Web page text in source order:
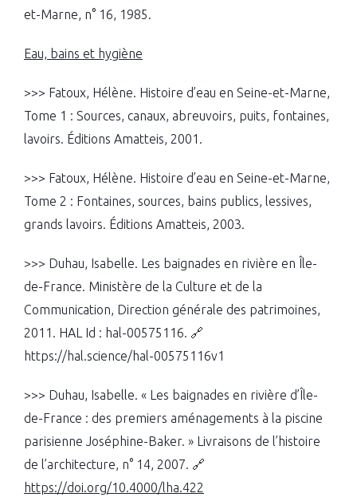
et-Marne, n° 16, 1985.
Eau, bains et hygiène
>>> Fatoux, Hélène. Histoire d’eau en Seine-et-Marne,
Tome 1 : Sources, canaux, abreuvoirs, puits, fontaines,
lavoirs. Éditions Amatteis, 2001.
>>> Fatoux, Hélène. Histoire d’eau en Seine-et-Marne,
Tome 2 : Fontaines, sources, bains publics, lessives,
grands lavoirs. Éditions Amatteis, 2003.
>>> Duhau, Isabelle. Les baignades en rivière en Île-
de-France. Ministère de la Culture et de la
Communication, Direction générale des patrimoines,
2011. HAL Id : hal-00575116. 🔗
https://hal.science/hal-00575116v1
>>> Duhau, Isabelle. « Les baignades en rivière d’Île-
de-France : des premiers aménagements à la piscine
parisienne Joséphine-Baker. » Livraisons de l’histoire
de l’architecture, n° 14, 2007. 🔗
https://doi.org/10.4000/lha.422